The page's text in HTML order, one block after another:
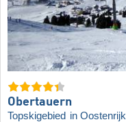
Obertauern
Topskigebied in Oostenrijk